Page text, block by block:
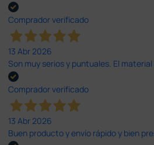
Comprador verificado
13 Abr 2026
Son muy serios y puntuales. El material
Comprador verificado
13 Abr 2026
Buen producto y envío rápido y bien